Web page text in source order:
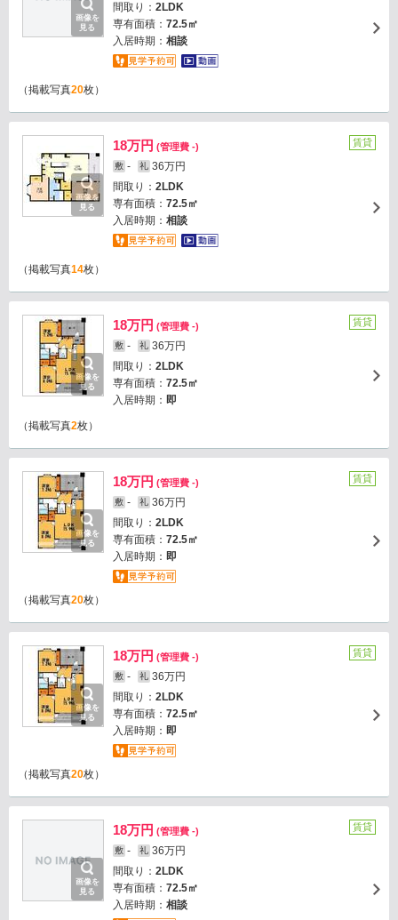
画像を
見る
間取り： 2LDK
専有面積： 72.5㎡
入居時期： 相談
（掲載写真20枚）
画像を
見る
18万円 (管理費 -)
敷 - 礼 36万円
間取り： 2LDK
専有面積： 72.5㎡
入居時期： 相談
賃貸
（掲載写真14枚）
画像を
見る
18万円 (管理費 -)
敷 - 礼 36万円
間取り： 2LDK
専有面積： 72.5㎡
入居時期： 即
賃貸
（掲載写真2枚）
画像を
見る
18万円 (管理費 -)
敷 - 礼 36万円
間取り： 2LDK
専有面積： 72.5㎡
入居時期： 即
賃貸
（掲載写真20枚）
画像を
見る
18万円 (管理費 -)
敷 - 礼 36万円
間取り： 2LDK
専有面積： 72.5㎡
入居時期： 即
賃貸
（掲載写真20枚）
画像を
見る
18万円 (管理費 -)
敷 - 礼 36万円
間取り： 2LDK
専有面積： 72.5㎡
入居時期： 相談
賃貸